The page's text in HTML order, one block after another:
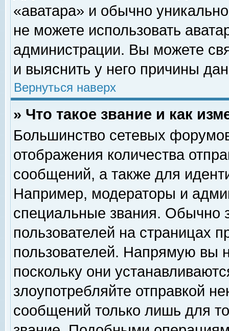
«аватара» и обычно
не можете использовать
администрации. Вы можете
и выяснить у него причины
Вернуться наверх
» Что такое звание и как
Большинство сетевых
отображения количества
сообщений, а также для
Например, модераторы и
специальные звания. Обычно
пользователей на страницах
пользователей. Напрямую вы
поскольку они
злоупотребляйте отправкой
сообщений только лишь для